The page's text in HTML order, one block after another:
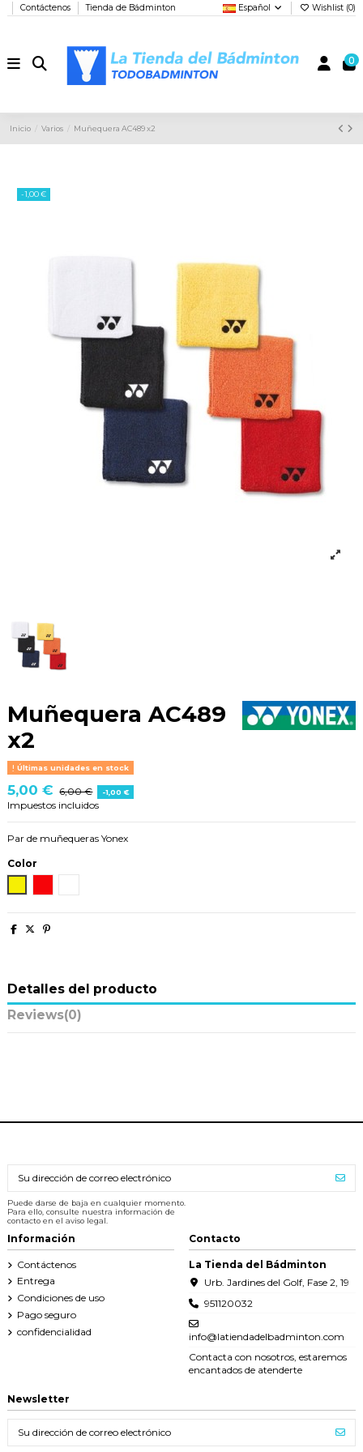
Contáctenos Tienda de Bádminton Español Wishlist (0)
0
Inicio Varios Muñequera AC489 x2
-1,00 €
Muñequera AC489
x2
Últimas unidades en stock
5,00 € 6,00 € -1,00 €
Impuestos incluidos
Par de muñequeras Yonex
Color
Detalles del producto
Reviews(0)
Puede darse de baja en cualquier momento.
Para ello, consulte nuestra información de
contacto en el aviso legal.
Información
Contáctenos
Entrega
Condiciones de uso
Pago seguro
confidencialidad
Contacto
La Tienda del Bádminton
Urb. Jardines del Golf, Fase 2, 19
951120032
info@latiendadelbadminton.com
Contacta con nosotros, estaremos
encantados de atenderte
Newsletter